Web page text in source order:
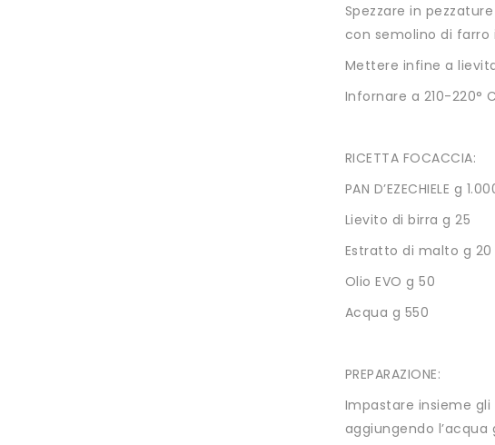
Spezzare in
con semolino di farro
Mettere infine a
Infornare a 210-220°
RICETTA FOCACCIA:
PAN D’EZECHIELE g
Lievito di birra g 25
Estratto di malto g 20
Olio EVO g 50
Acqua g 550
PREPARAZIONE:
Impastare insieme
aggiungendo